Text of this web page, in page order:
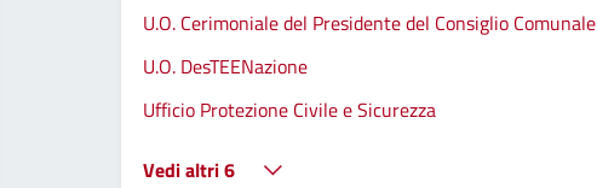
U.O. Cerimoniale del Presidente del Consiglio Comunale
U.O. DesTEENazione
Ufficio Protezione Civile e Sicurezza
Vedi altri 6